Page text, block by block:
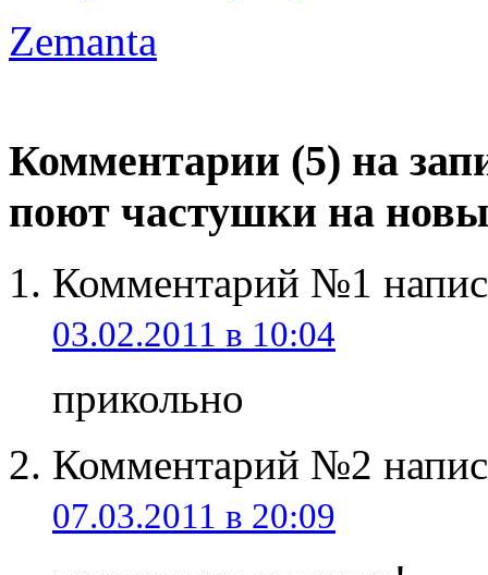
Zemanta
Комментарии (5) на
поют частушки на
Комментарий №1
03.02.2011 в 10:04
прикольно
Комментарий №2
07.03.2011 в 20:09